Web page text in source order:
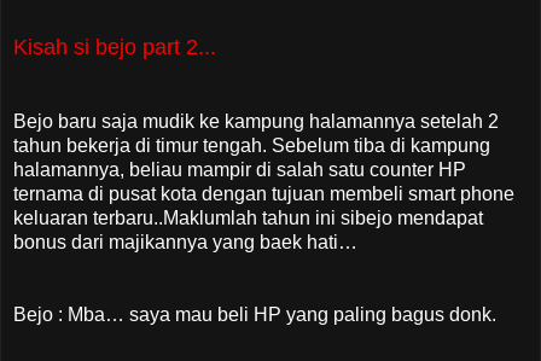
Kisah si bejo part 2...
Bejo baru saja mudik ke kampung halamannya setelah 2
tahun bekerja di timur tengah. Sebelum tiba di kampung
halamannya, beliau mampir di salah satu counter HP
ternama di pusat kota dengan tujuan membeli smart phone
keluaran terbaru..Maklumlah tahun ini sibejo mendapat
bonus dari majikannya yang baek hati…
Bejo : Mba… saya mau beli HP yang paling bagus donk.